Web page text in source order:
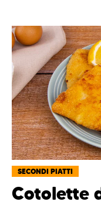
SECONDI PIATTI
Cotolette